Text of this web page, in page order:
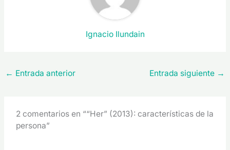
Ignacio Ilundain
← Entrada anterior Entrada siguiente →
2 comentarios en ““Her” (2013): características de la
persona”